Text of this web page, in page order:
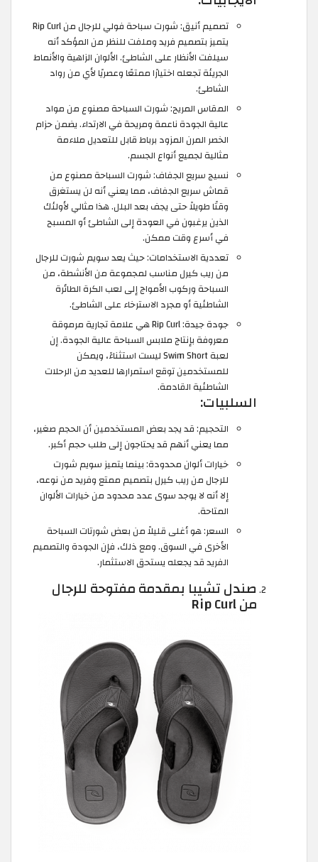
تصميم أنيق: شورت سباحة فولي للرجال من Rip Curl
يتميز بتصميم فريد وملفت للنظر من المؤكد أنه
سيلفت الأنظار على الشاطئ. الألوان الزاهية والأنماط
الجريئة تجعله اختيارًا ممتعًا وعصريًا لأي من رواد
الشاطئ.
المقاس المريح: شورت السباحة مصنوع من مواد
عالية الجودة ناعمة ومريحة في الارتداء. يضمن حزام
الخصر المرن المزود برباط قابل للتعديل ملاءمة
مثالية لجميع أنواع الجسم.
نسيج سريع الجفاف: شورت السباحة مصنوع من
قماش سريع الجفاف، مما يعني أنه لن يستغرق
وقتًا طويلاً حتى يجف بعد البلل. هذا مثالي لأولئك
الذين يرغبون في العودة إلى الشاطئ أو المسبح
في أسرع وقت ممكن.
تعددية الاستخدامات: حيث يعد سويم شورت للرجال
من ريب كيرل مناسب لمجموعة من الأنشطة، من
السباحة وركوب الأمواج إلى لعب الكرة الطائرة
الشاطئية أو مجرد الاسترخاء على الشاطئ.
جودة جيدة: Rip Curl هي علامة تجارية مرموقة
معروفة بإنتاج ملابس السباحة عالية الجودة. إن
لعبة Swim Short ليست استثناءً، ويمكن
للمستخدمين توقع استمرارها للعديد من الرحلات
الشاطئية القادمة.
السلبيات:
التحجيم: قد يجد بعض المستخدمين أن الحجم صغير،
مما يعني أنهم قد يحتاجون إلى طلب حجم أكبر.
خيارات ألوان محدودة: بينما يتميز سويم شورت
للرجال من ريب كيرل بتصميم ممتع وفريد ​​من نوعه،
إلا أنه لا يوجد سوى عدد محدود من خيارات الألوان
المتاحة.
السعر: هو أغلى قليلاً من بعض شورتات السباحة
الأخرى في السوق. ومع ذلك، فإن الجودة والتصميم
الفريد قد يجعله يستحق الاستثمار.
صندل تشيبا بمقدمة مفتوحة للرجال
من Rip Curl